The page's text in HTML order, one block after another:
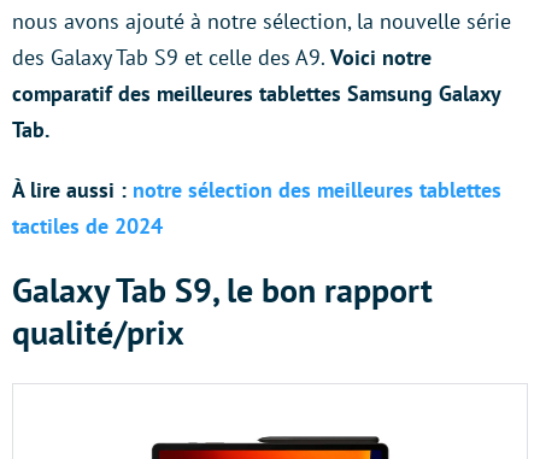
nous avons ajouté à notre sélection, la nouvelle série
des Galaxy Tab S9 et celle des A9. Voici notre
comparatif des meilleures tablettes Samsung Galaxy
Tab.
À lire aussi : notre sélection des meilleures tablettes
tactiles de 2024
Galaxy Tab S9, le bon rapport
qualité/prix